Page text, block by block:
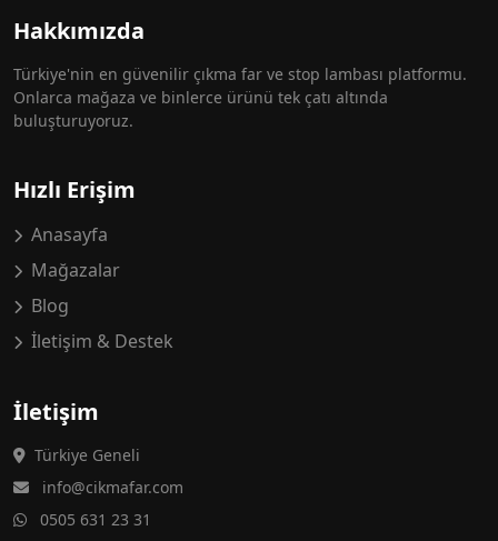
Hakkımızda
Türkiye'nin en güvenilir çıkma far ve stop lambası platformu.
Onlarca mağaza ve binlerce ürünü tek çatı altında
buluşturuyoruz.
Hızlı Erişim
Anasayfa
Mağazalar
Blog
İletişim & Destek
İletişim
Türkiye Geneli
info@cikmafar.com
0505 631 23 31